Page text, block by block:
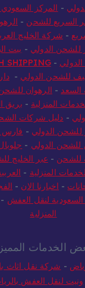
- المركز
السريع للشحن -
- شركة الخليج
للشحن الدولي - بيت
-
SHIPPING
للشحن الدولي -
- الرهوان
المنزلية - بريق
- دليل شركات
للشحن الدولي - فارس
للشحن الدولي -
للشحن - عبر الخليج
المنزلية -
- اخبارنا الان -
لنقل العفش -
المنزلية
الخدمات
- شركة نقل اثاث
ونيت لنقل العفش